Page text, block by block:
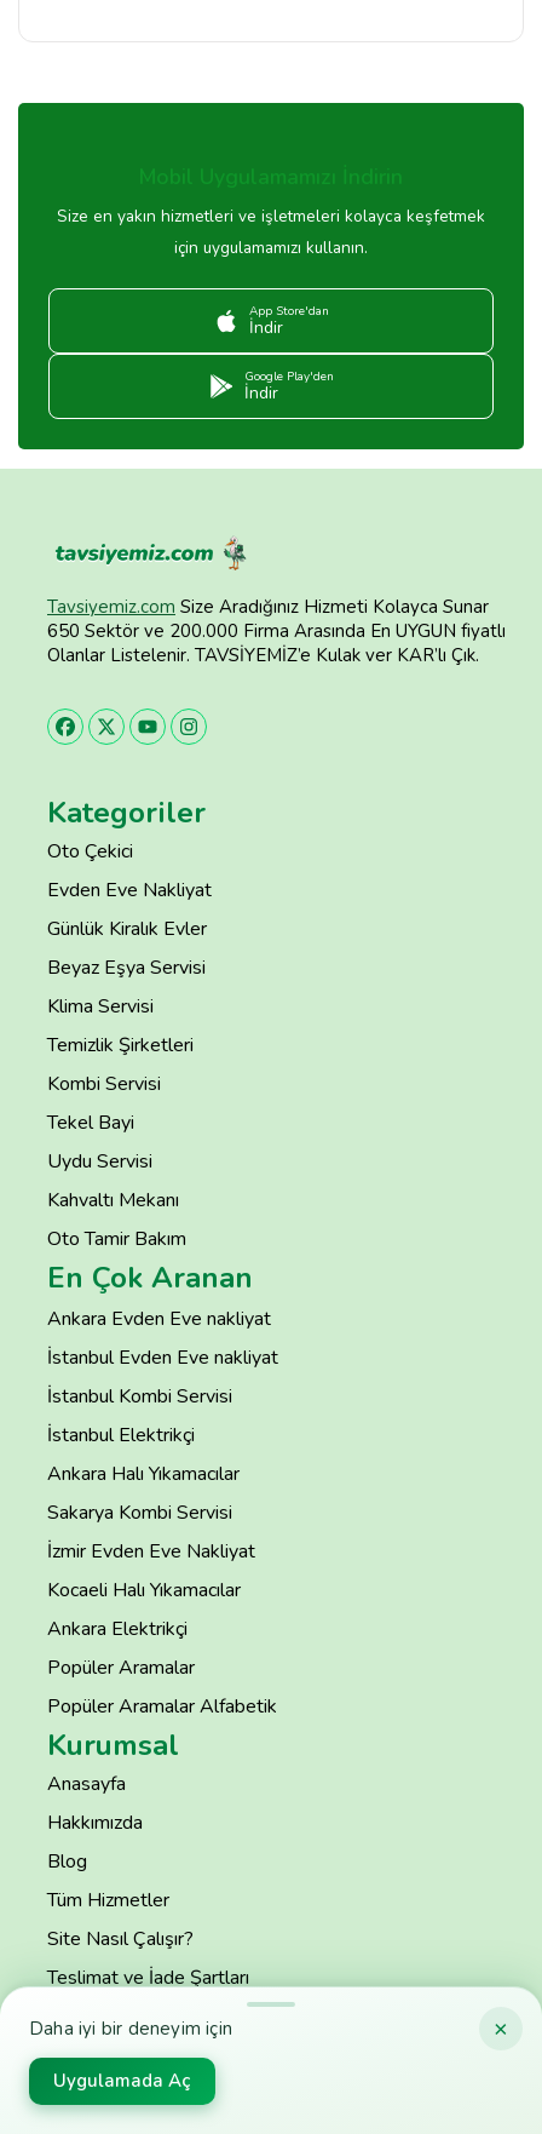
×
Daha iyi bir deneyim için
Uygulamada Aç
Mobil Uygulamamızı İndirin
Size en yakın hizmetleri ve işletmeleri kolayca keşfetmek
için uygulamamızı kullanın.
App Store'dan
İndir
Google Play'den
İndir
Tavsiyemiz.com Size Aradığınız Hizmeti Kolayca Sunar
650 Sektör ve 200.000 Firma Arasında En UYGUN fiyatlı
Olanlar Listelenir. TAVSİYEMİZ’e Kulak ver KAR’lı Çık.
Kategoriler
Oto Çekici
Evden Eve Nakliyat
Günlük Kiralık Evler
Beyaz Eşya Servisi
Klima Servisi
Temizlik Şirketleri
Kombi Servisi
Tekel Bayi
Uydu Servisi
Kahvaltı Mekanı
Oto Tamir Bakım
En Çok Aranan
Ankara Evden Eve nakliyat
İstanbul Evden Eve nakliyat
İstanbul Kombi Servisi
İstanbul Elektrikçi
Ankara Halı Yıkamacılar
Sakarya Kombi Servisi
İzmir Evden Eve Nakliyat
Kocaeli Halı Yıkamacılar
Ankara Elektrikçi
Popüler Aramalar
Popüler Aramalar Alfabetik
Kurumsal
Anasayfa
Hakkımızda
Blog
Tüm Hizmetler
Site Nasıl Çalışır?
Teslimat ve İade Şartları
Kurumsal Üye Kullanıcı Sözleşmesi
Gizlilik Politikası
S.S.S